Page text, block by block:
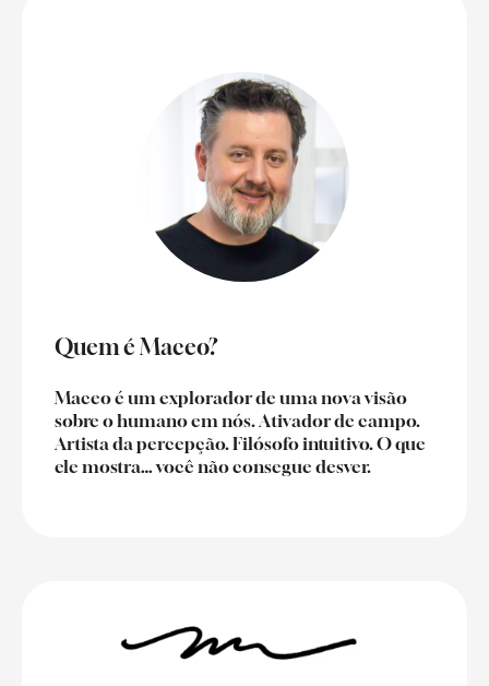
Quem é Maceo?
Maceo é um explorador de uma nova visão
sobre o humano em nós. Ativador de campo.
Artista da percepção. Filósofo intuitivo. O que
ele mostra… você não consegue desver.